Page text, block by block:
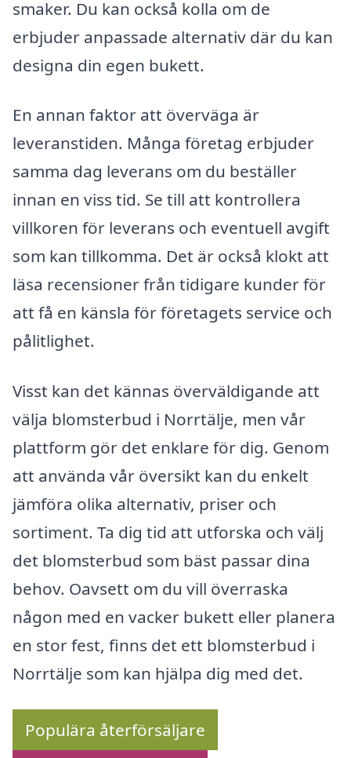
smaker. Du kan också kolla om de
erbjuder anpassade alternativ där du kan
designa din egen bukett.
En annan faktor att överväga är
leveranstiden. Många företag erbjuder
samma dag leverans om du beställer
innan en viss tid. Se till att kontrollera
villkoren för leverans och eventuell avgift
som kan tillkomma. Det är också klokt att
läsa recensioner från tidigare kunder för
att få en känsla för företagets service och
pålitlighet.
Visst kan det kännas överväldigande att
välja blomsterbud i Norrtälje, men vår
plattform gör det enklare för dig. Genom
att använda vår översikt kan du enkelt
jämföra olika alternativ, priser och
sortiment. Ta dig tid att utforska och välj
det blomsterbud som bäst passar dina
behov. Oavsett om du vill överraska
någon med en vacker bukett eller planera
en stor fest, finns det ett blomsterbud i
Norrtälje som kan hjälpa dig med det.
Populära återförsäljare